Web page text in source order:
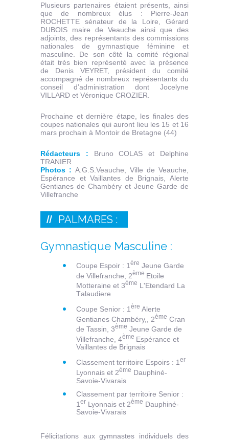
Plusieurs partenaires étaient présents, ainsi
que de nombreux élus : Pierre-Jean
ROCHETTE sénateur de la Loire, Gérard
DUBOIS maire de Veauche ainsi que des
adjoints, des représentants des commissions
nationales de gymnastique féminine et
masculine. De son côté la comité régional
était très bien représenté avec la présence
de Denis VEYRET, président du comité
accompagné de nombreux représentants du
conseil d’administration dont Jocelyne
VILLARD et Véronique CROZIER.
Prochaine et dernière étape, les finales des
coupes nationales qui auront lieu les 15 et 16
mars prochain à Montoir de Bretagne (44)
Rédacteurs : Bruno COLAS et Delphine
TRANIER
Photos : A.G.S.Veauche, Ville de Veauche,
Espérance et Vaillantes de Brignais, Alerte
Gentianes de Chambéry et Jeune Garde de
Villefranche
PALMARES :
Gymnastique Masculine :
Coupe Espoir : 1 ère Jeune Garde
de Villefranche, 2ème Etoile
Motteraine et 3ème L'Etendard La
Talaudiere
Coupe Senior : 1 ère Alerte
Gentianes Chambéry,, 2ème Cran
de Tassin, 3ème Jeune Garde de
Villefranche, 4ème Espérance et
Vaillantes de Brignais
Classement territoire Espoirs : 1 er
Lyonnais et 2ème Dauphiné-
Savoie-Vivarais
Classement par territoire Senior :
1 er Lyonnais et 2ème Dauphiné-
Savoie-Vivarais
Félicitations aux gymnastes individuels des